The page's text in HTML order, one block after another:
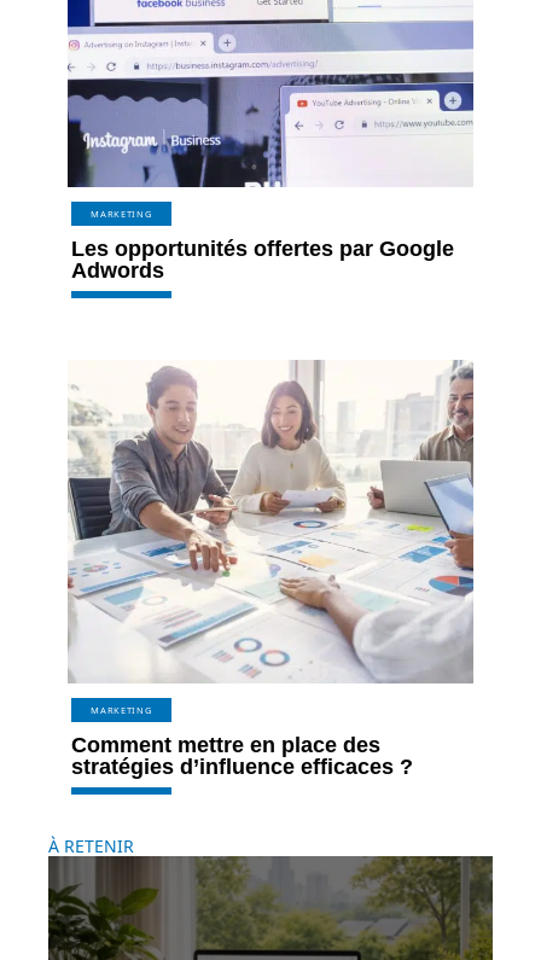
MARKETING
Les opportunités offertes par Google
Adwords
MARKETING
Comment mettre en place des
stratégies d’influence efficaces ?
À RETENIR